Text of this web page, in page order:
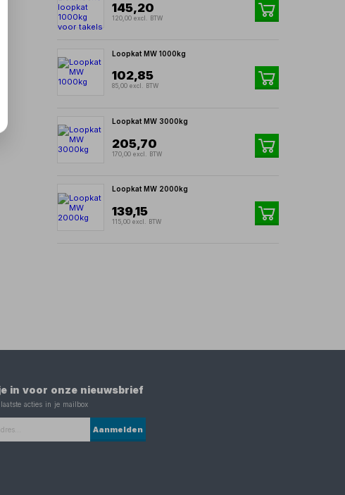
145,20
120,00 excl. BTW
Loopkat MW 1000kg
102,85
85,00 excl. BTW
Loopkat MW 3000kg
205,70
170,00 excl. BTW
Loopkat MW 2000kg
139,15
115,00 excl. BTW
in voor onze nieuwsbrief
acties in je mailbox
Aanmelden